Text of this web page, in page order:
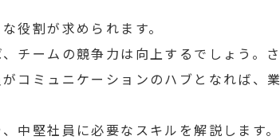
役割が求められます。
チームの競争力は向上するでしょう。さ
コミュニケーションのハブとなれば、業
中堅社員に必要なスキルを解説します。